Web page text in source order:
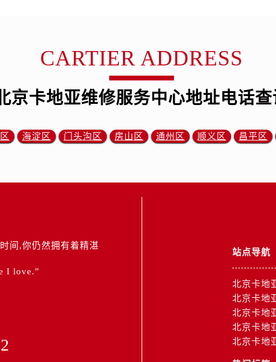
CARTIER ADDRESS
京卡地亚维修服务中心地址电话查
海淀区 门头沟区 房山区 通州区 顺义区 昌平区
间,你仍然拥有着精湛
I love.”
站点导航
北京卡地
北京卡地
北京卡地
北京卡地
北京卡地